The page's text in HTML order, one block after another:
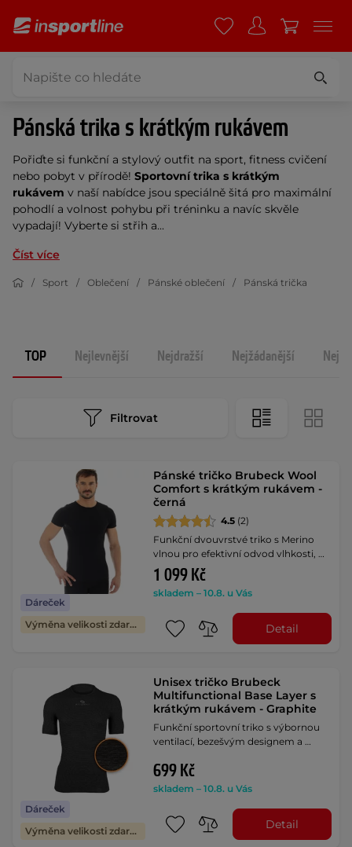
Pánská trika s krátkým rukávem
Pořiďte si funkční a stylový outfit na sport, fitness cvičení
nebo pobyt v přírodě! Sportovní trika s krátkým
rukávem v naší nabídce jsou speciálně šitá pro maximální
pohodlí a volnost pohybu při tréninku a navíc skvěle
vypadají! Vyberte si střih a...
Číst více
Sport Oblečení Pánské oblečení Pánská trička
TOP Nejlevnější Nejdražší Nejžádanější
Filtrovat
Dáreček
Výměna velikosti zdarma
Pánské tričko Brubeck Wool
Comfort s krátkým rukávem -
černá
4.5 (2)
Funkční dvouvrstvé triko s Merino
vlnou pro efektivní odvod vlhkosti, …
1 099 Kč
skladem – 10.8. u Vás
Detail
Dáreček
Výměna velikosti zdarma
Unisex tričko Brubeck
Multifunctional Base Layer s
krátkým rukávem - Graphite
Funkční sportovní triko s výbornou
ventilací, bezešvým designem a …
699 Kč
skladem – 10.8. u Vás
Detail